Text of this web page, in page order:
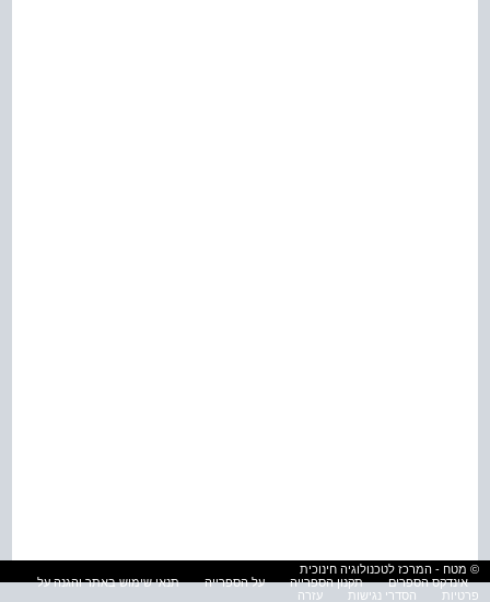
© מטח - המרכז לטכנולוגיה חינוכית
אינדקס הספרים
תקנון הספרייה על הספרייה
תנאי שימוש באתר והגנה על
פרטיות
הסדרי נגישות עזרה